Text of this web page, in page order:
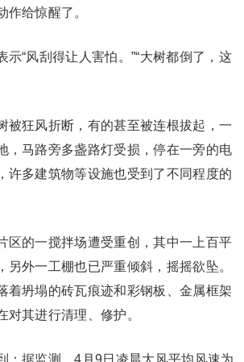
作给惊醒了。
示“风刮得让人害怕。”“大树都倒了，这
被狂风折断，有的甚至被连根拔起，一
，马路旁多盏路灯受损，停在一旁的电
许多建筑物等设施也受到了不同程度的
区的一搅拌场遭受重创，其中一上百平
另外一工棚也已严重倾斜，摇摇欲坠。
着坍塌的砖瓦痕迹和彩钢板、金属框架
对其进行清理、修护。
：据监测，4月9日凌晨大风平均风速为